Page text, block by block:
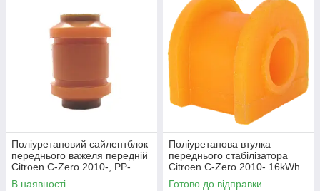
Поліуретановий сайлентблок
переднього важеля передній
Citroen C-Zero 2010-, PP-
0581
В наявності
Поліуретанова втулка
переднього стабілізатора
Citroen C-Zero 2010- 16kWh
Готово до відправки